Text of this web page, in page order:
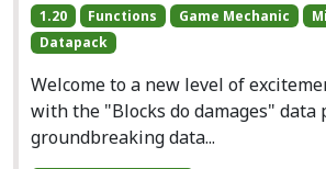
1.20 Functions Game Mechanic
Datapack
Welcome to a new level of
with the "Blocks do damages" data
groundbreaking data...